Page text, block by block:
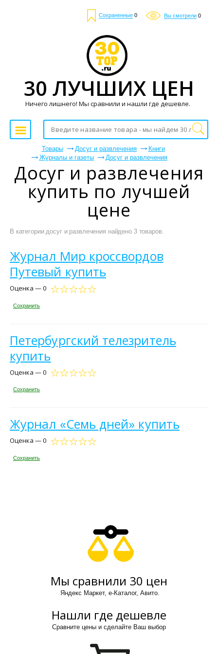
Сохраненные 0 Вы смотрели 0
Товары Досуг и развлечения
Книги
Журналы и газеты
Досуг и развлечения
Досуг и развлечения
купить по лучшей
цене
В категории досуг и развлечения найдено 3 товаров.
Журнал Мир кроссвордов
Путевый купить
Оценка — 0
Сохранить
Петербургский телезритель
купить
Оценка — 0
Сохранить
Журнал «Семь дней» купить
Оценка — 0
Сохранить
Мы сравнили 30 цен
Яндекс Маркет, е-Каталог, Авито.
Нашли где дешевле
Сравните цены и сделайте Ваш выбор
30 ЛУЧШИХ ЦЕН
Ничего лишнего! Мы сравнили и нашли где дешевле.